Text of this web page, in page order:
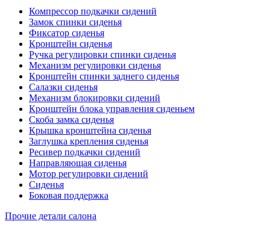
Компрессор подкачки сидений
Замок спинки сиденья
Фиксатор сиденья
Кронштейн сиденья
Ручка регулировки спинки сиденья
Механизм регулировки сиденья
Кронштейн спинки заднего сиденья
Салазки сиденья
Механизм блокировки сидений
Кронштейн блока управления сиденьем
Скоба замка сиденья
Крышка кронштейна сиденья
Заглушка крепления сиденья
Ресивер подкачки сидений
Направляющая сиденья
Мотор регулировки сидений
Сиденья
Боковая поддержка
Прочие детали салона